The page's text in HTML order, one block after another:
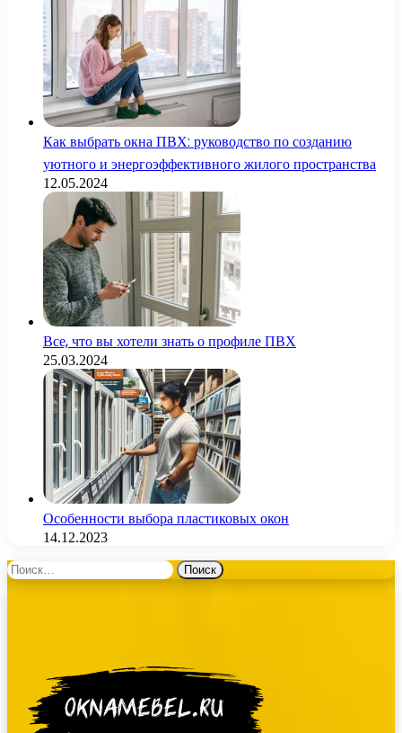
Как выбрать окна ПВХ: руководство по созданию
уютного и энергоэффективного жилого пространства
12.05.2024
Все, что вы хотели знать о профиле ПВХ
25.03.2024
Особенности выбора пластиковых окон
14.12.2023
Найти: